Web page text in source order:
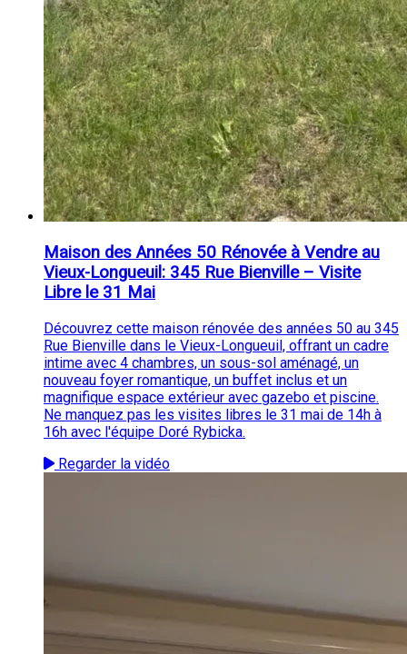
Maison des Années 50 Rénovée à Vendre au
Vieux-Longueuil: 345 Rue Bienville – Visite
Libre le 31 Mai
Découvrez cette maison rénovée des années 50 au 345
Rue Bienville dans le Vieux-Longueuil, offrant un cadre
intime avec 4 chambres, un sous-sol aménagé, un
nouveau foyer romantique, un buffet inclus et un
magnifique espace extérieur avec gazebo et piscine.
Ne manquez pas les visites libres le 31 mai de 14h à
16h avec l'équipe Doré Rybicka.
Regarder la vidéo